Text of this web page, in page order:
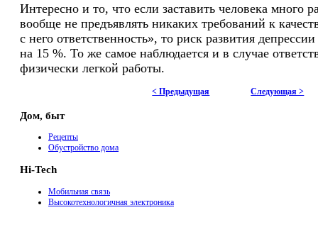
Интересно и то, что если заставить человека много
вообще не предъявлять никаких требований к
с него ответственность», то риск развития
на 15 %. То же самое наблюдается и в случае
физически легкой работы.
< Предыдущая Следующая >
Дом, быт
Рецепты
Обустройство дома
Hi-Tech
Мобильная связь
Высокотехнологичная электроника